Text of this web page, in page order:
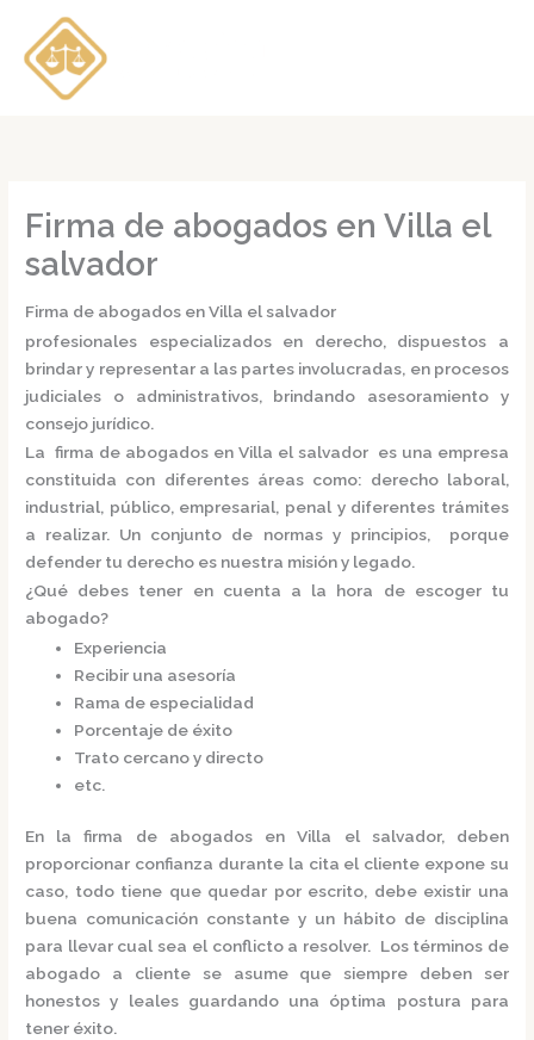
contenido
Firma de abogados en Villa el
salvador
Firma de abogados en Villa el salvador
profesionales especializados en derecho, dispuestos a
brindar y representar a las partes involucradas, en procesos
judiciales o administrativos, brindando asesoramiento y
consejo jurídico.
Lafirma de abogados en Villa el salvador es una empresa
constituida con diferentes áreas como: derecho laboral,
industrial, público, empresarial, penal y diferentes trámites
a realizar. Un conjunto de normas y principios, porque
defender tu derecho es nuestra misión y legado.
¿Qué debes tener en cuenta a la hora de escoger tu
abogado?
Experiencia
Recibir una asesoría
Rama de especialidad
Porcentaje de éxito
Trato cercano y directo
etc.
En lafirma de abogados en Villa el salvador, deben
proporcionar confianza durante la cita el cliente expone su
caso, todo tiene que quedar por escrito, debe existir una
buena comunicación constante y un hábito de disciplina
para llevar cual sea el conflicto a resolver. Los términos de
abogado a cliente se asume que siempre deben ser
honestos y leales guardando una óptima postura para
tener éxito.